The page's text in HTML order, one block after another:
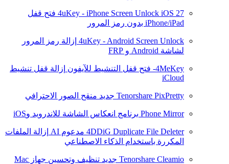
4uKey - iPhone Screen Unlock iOS 27
فتح قفل
iPhone/iPad بدون رمز المرور
4uKey - Android Screen Unlock إزالة رمز المرور
لشاشة Android و FRP
4MeKey- فتح قفل التنشيط للآيفون
إزالة قفل تنشيط
iCloud
Tenorshare PixPretty جديد منقح الصور الاحترافي
Phone Mirror برنامج انعكاس الشاشة للاندرويد وiOS
4DDiG Duplicate File Deleter مدعوم AI
إزالة الملفات
المكررة باستخدام الذكاء الاصطناعي
Tenorshare Cleamio جديد
تنظيف وتحسين جهاز Mac